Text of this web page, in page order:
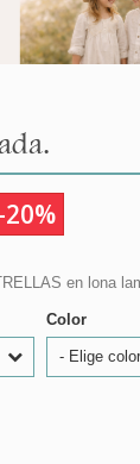
-20%
en lona
Color
- Elige